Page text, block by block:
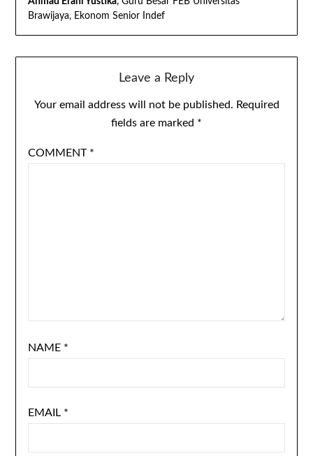
Brawijaya, Ekonom Senior Indef
Leave a Reply
Your email address will not be published. Required
fields are marked *
COMMENT *
NAME *
EMAIL *